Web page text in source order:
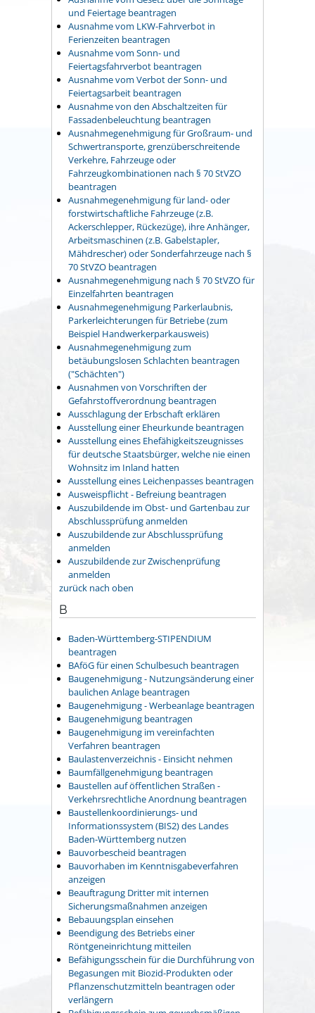
und Feiertage beantragen
Ausnahme vom LKW-Fahrverbot in
Ferienzeiten beantragen
Ausnahme vom Sonn- und
Feiertagsfahrverbot beantragen
Ausnahme vom Verbot der Sonn- und
Feiertagsarbeit beantragen
Ausnahme von den Abschaltzeiten für
Fassadenbeleuchtung beantragen
Ausnahmegenehmigung für Großraum- und
Schwertransporte, grenzüberschreitende
Verkehre, Fahrzeuge oder
Fahrzeugkombinationen nach § 70 StVZO
beantragen
Ausnahmegenehmigung für land- oder
forstwirtschaftliche Fahrzeuge (z.B.
Ackerschlepper, Rückezüge), ihre Anhänger,
Arbeitsmaschinen (z.B. Gabelstapler,
Mähdrescher) oder Sonderfahrzeuge nach §
70 StVZO beantragen
Ausnahmegenehmigung nach § 70 StVZO für
Einzelfahrten beantragen
Ausnahmegenehmigung Parkerlaubnis,
Parkerleichterungen für Betriebe (zum
Beispiel Handwerkerparkausweis)
Ausnahmegenehmigung zum
betäubungslosen Schlachten beantragen
("Schächten")
Ausnahmen von Vorschriften der
Gefahrstoffverordnung beantragen
Ausschlagung der Erbschaft erklären
Ausstellung einer Eheurkunde beantragen
Ausstellung eines Ehefähigkeitszeugnisses
für deutsche Staatsbürger, welche nie einen
Wohnsitz im Inland hatten
Ausstellung eines Leichenpasses beantragen
Ausweispflicht - Befreiung beantragen
Auszubildende im Obst- und Gartenbau zur
Abschlussprüfung anmelden
Auszubildende zur Abschlussprüfung
anmelden
Auszubildende zur Zwischenprüfung
anmelden
zurück nach oben
B
Baden-Württemberg-STIPENDIUM
beantragen
BAföG für einen Schulbesuch beantragen
Baugenehmigung - Nutzungsänderung einer
baulichen Anlage beantragen
Baugenehmigung - Werbeanlage beantragen
Baugenehmigung beantragen
Baugenehmigung im vereinfachten
Verfahren beantragen
Baulastenverzeichnis - Einsicht nehmen
Baumfällgenehmigung beantragen
Baustellen auf öffentlichen Straßen -
Verkehrsrechtliche Anordnung beantragen
Baustellenkoordinierungs- und
Informationssystem (BIS2) des Landes
Baden-Württemberg nutzen
Bauvorbescheid beantragen
Bauvorhaben im Kenntnisgabeverfahren
anzeigen
Beauftragung Dritter mit internen
Sicherungsmaßnahmen anzeigen
Bebauungsplan einsehen
Beendigung des Betriebs einer
Röntgeneinrichtung mitteilen
Befähigungsschein für die Durchführung von
Begasungen mit Biozid-Produkten oder
Pflanzenschutzmitteln beantragen oder
verlängern